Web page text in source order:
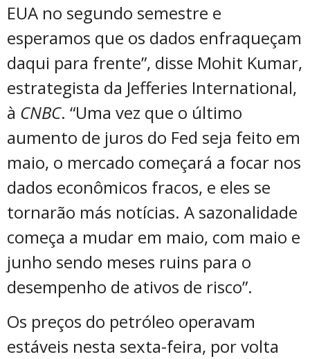
EUA no segundo semestre e
esperamos que os dados enfraqueçam
daqui para frente”, disse Mohit Kumar,
estrategista da Jefferies International,
à CNBC. “Uma vez que o último
aumento de juros do Fed seja feito em
maio, o mercado começará a focar nos
dados econômicos fracos, e eles se
tornarão más notícias. A sazonalidade
começa a mudar em maio, com maio e
junho sendo meses ruins para o
desempenho de ativos de risco”.
Os preços do petróleo operavam
estáveis nesta sexta-feira, por volta